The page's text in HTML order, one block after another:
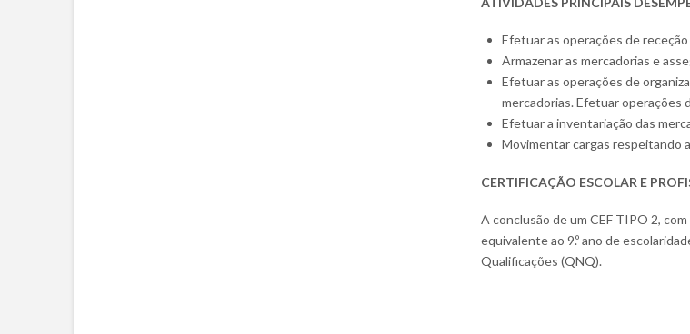
Efetuar as operações de
Armazenar as mercadorias e
Efetuar as operações de
mercadorias. Efetuar operações
Efetuar a inventariação das
Movimentar cargas respeitando
CERTIFICAÇÃO ESCOLAR E
A conclusão de um CEF TIPO 2,
equivalente ao 9.º ano de
Qualificações (QNQ).